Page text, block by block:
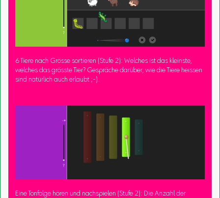
6 Tiere nach Grösse sortieren (Stufe 2): Welches ist das kleinste,
welches das grösste Tier? Gespräche darüber, wie die Tiere heissen
sind natürlich auch erlaubt ;-).
Eine Tonfolge hören und nachspielen (Stufe 2): Die Anzahl der